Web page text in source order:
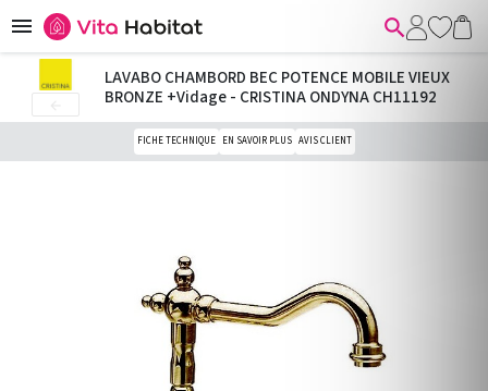
 
LAVABO CHAMBORD BEC POTENCE MOBILE VIEUX
BRONZE +Vidage - CRISTINA ONDYNA CH11192
FICHE TECHNIQUE EN SAVOIR PLUS AVIS CLIENT